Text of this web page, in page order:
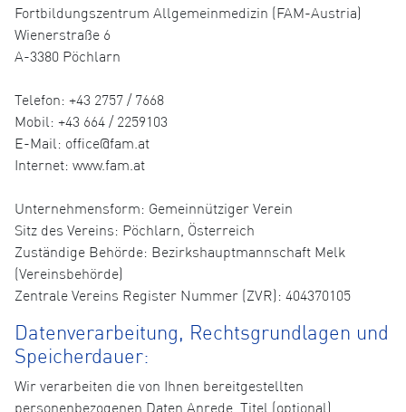
Fortbildungszentrum Allgemeinmedizin (FAM-Austria)
Wienerstraße 6
A-3380 Pöchlarn
Telefon: +43 2757 / 7668
Mobil: +43 664 / 2259103
E-Mail: office@fam.at
Internet: www.fam.at
Unternehmensform: Gemeinnütziger Verein
Sitz des Vereins: Pöchlarn, Österreich
Zuständige Behörde: Bezirkshauptmannschaft Melk
(Vereinsbehörde)
Zentrale Vereins Register Nummer (ZVR): 404370105
Datenverarbeitung, Rechtsgrundlagen und
Speicherdauer:
Wir verarbeiten die von Ihnen bereitgestellten
personenbezogenen Daten Anrede, Titel (optional),